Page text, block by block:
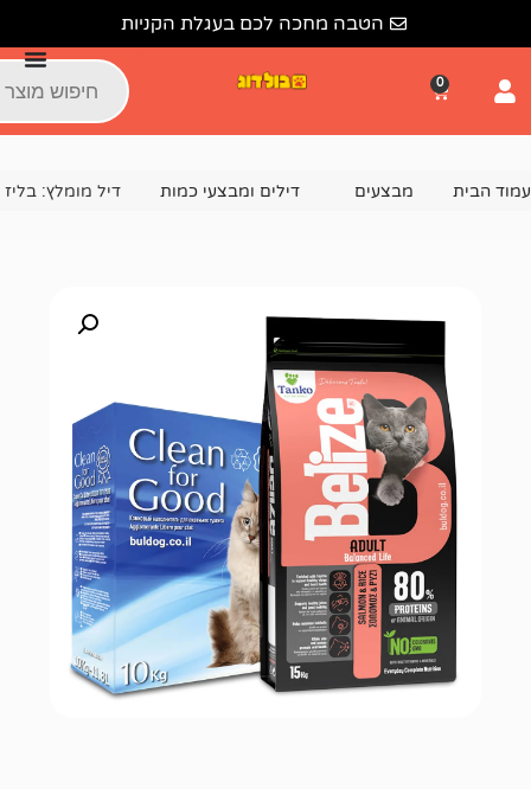
הטבה מחכה לכם בעגלת הקניות
דילים ומבצעי כמות דיל מומלץ: בליז סלמון 15 ק״ג + חול סופר פרימיום 11.8 ליטר 📦